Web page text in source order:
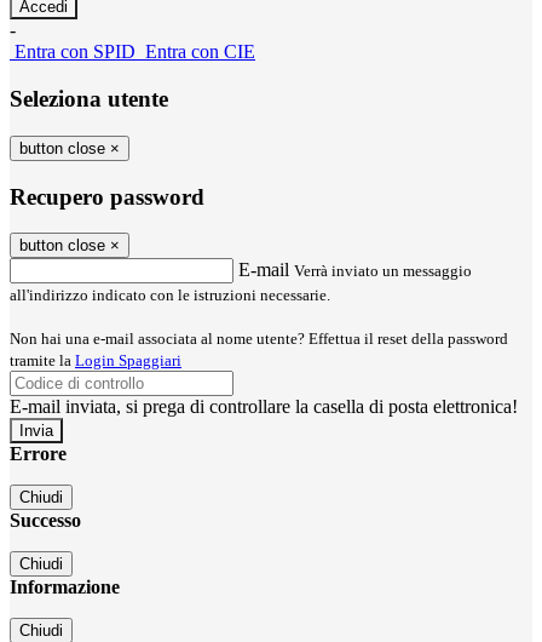
-
Entra con SPID Entra con CIE
Seleziona utente
button close ×
Recupero password
button close ×
E-mail Verrà inviato un messaggio
all'indirizzo indicato con le istruzioni necessarie.
Non hai una e-mail associata al nome utente? Effettua il reset della password
tramite la Login Spaggiari
E-mail inviata, si prega di controllare la casella di posta elettronica!
Errore
Chiudi
Successo
Chiudi
Informazione
Chiudi